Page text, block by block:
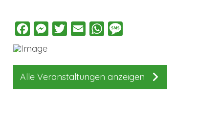
FacebookMessenger
Twitter Email WhatsApp
Alle Veranstaltungen anzeigen